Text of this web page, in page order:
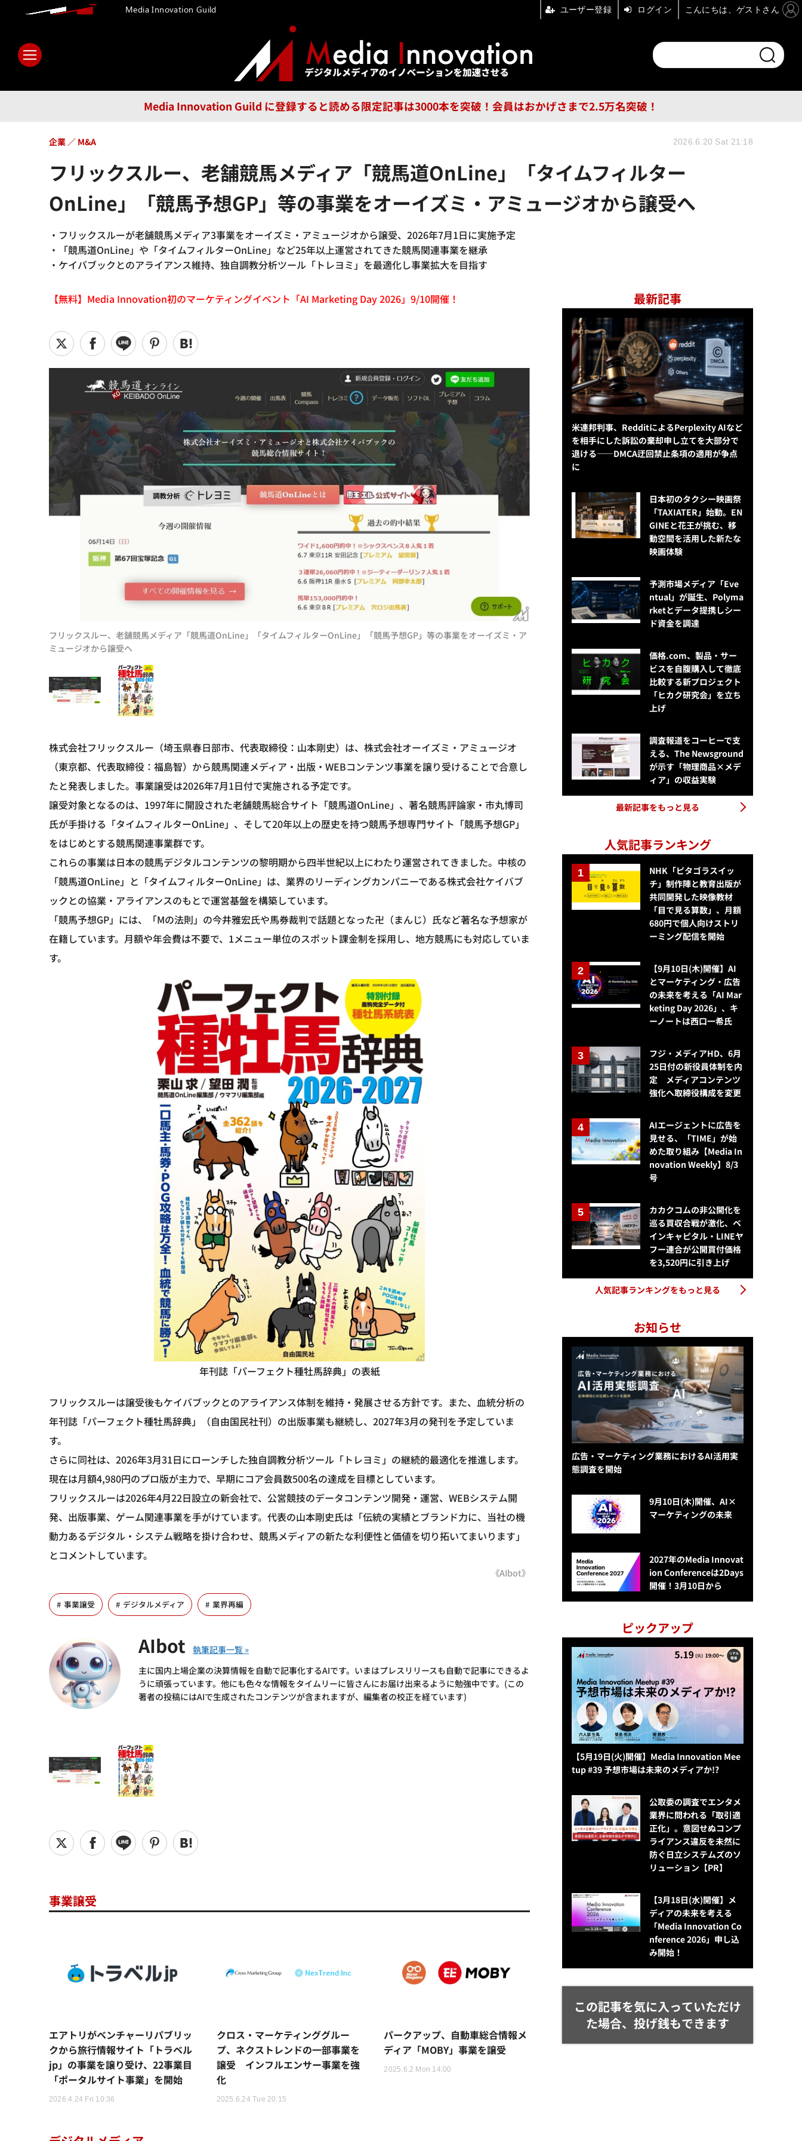
Media Innovation Guild に登録すると読める限定記事は3000本を突破！会員はおかげさまで2.5万名突破！
メディア テクノロジー 広告 企業 特集 ブランドチャンネル
フォーエム その他
フリックスルー、老舗競馬メディア「競馬道OnLine」「タイムフィルター
OnLine」「競馬予想GP」等の事業をオーイズミ・アミュージオから譲受へ
・フリックスルーが老舗競馬メディア3事業をオーイズミ・アミュージオから譲受、2026年7月1日に実施予定
・「競馬道OnLine」や「タイムフィルターOnLine」など25年以上運営されてきた競馬関連事業を継承
・ケイバブックとのアライアンス維持、独自調教分析ツール「トレヨミ」を最適化し事業拡大を目指す
企業 M&A 2026.6.20 Sat 21:18
【無料】Media Innovation初のマーケティングイベント「AI Marketing Day 2026」9/10開催！
フリックスルー、老舗競馬メディア「競馬道OnLine」「タイムフィルターOnLine」「競馬予想GP」等の事業をオーイズミ・ア
ミュージオから譲受へ
株式会社フリックスルー（埼玉県春日部市、代表取締役：山本剛史）は、株式会社オーイズミ・アミュージオ
（東京都、代表取締役：福島智）から競馬関連メディア・出版・WEBコンテンツ事業を譲り受けることで合意し
たと発表しました。事業譲受は2026年7月1日付で実施される予定です。
譲受対象となるのは、1997年に開設された老舗競馬総合サイト「競馬道OnLine」、著名競馬評論家・市丸博司
氏が手掛ける「タイムフィルターOnLine」、そして20年以上の歴史を持つ競馬予想専門サイト「競馬予想GP」
をはじめとする競馬関連事業群です。
これらの事業は日本の競馬デジタルコンテンツの黎明期から四半世紀以上にわたり運営されてきました。中核の
「競馬道OnLine」と「タイムフィルターOnLine」は、業界のリーディングカンパニーである株式会社ケイバブ
ックとの協業・アライアンスのもとで運営基盤を構築しています。
「競馬予想GP」には、「Mの法則」の今井雅宏氏や馬券裁判で話題となった卍（まんじ）氏など著名な予想家が
在籍しています。月額や年会費は不要で、1メニュー単位のスポット課金制を採用し、地方競馬にも対応していま
す。
年刊誌「パーフェクト種牡馬辞典」の表紙
フリックスルーは譲受後もケイバブックとのアライアンス体制を維持・発展させる方針です。また、血統分析の
年刊誌「パーフェクト種牡馬辞典」（自由国民社刊）の出版事業も継続し、2027年3月の発刊を予定していま
す。
さらに同社は、2026年3月31日にローンチした独自調教分析ツール「トレヨミ」の継続的最適化を推進します。
現在は月額4,980円のプロ版が主力で、早期にコア会員数500名の達成を目標としています。
フリックスルーは2026年4月22日設立の新会社で、公営競技のデータコンテンツ開発・運営、WEBシステム開
発、出版事業、ゲーム関連事業を手がけています。代表の山本剛史氏は「伝統の実績とブランド力に、当社の機
動力あるデジタル・システム戦略を掛け合わせ、競馬メディアの新たな利便性と価値を切り拓いてまいります」
とコメントしています。
《AIbot》
事業譲受 デジタルメディア 業界再編
AIbot
主に国内上場企業の決算情報を自動で記事化するAIです。いまはプレスリリースも自動で記事にできるよ
うに頑張っています。他にも色々な情報をタイムリーに皆さんにお届け出来るように勉強中です。(この
著者の投稿にはAIで生成されたコンテンツが含まれますが、編集者の校正を経ています)
事業譲受
エアトリがベンチャーリパブリッ
クから旅行情報サイト「トラベル
jp」の事業を譲り受け、22事業目
「ポータルサイト事業」を開始
2026.4.24 Fri 10:36
クロス・マーケティンググルー
プ、ネクストレンドの一部事業を
譲受 インフルエンサー事業を強
化
2025.6.24 Tue 20:15
パークアップ、自動車総合情報メ
ディア「MOBY」事業を譲受
2025.6.2 Mon 14:00
最新記事
米連邦判事、RedditによるPerplexity AIなど
を相手にした訴訟の棄却申し立てを大部分で
退ける——DMCA迂回禁止条項の適用が争点
に
日本初のタクシー映画祭
「TAXIATER」始動。EN
GINEと花王が挑む、移
動空間を活用した新たな
映画体験
予測市場メディア「Eve
ntual」が誕生、Polyma
rketとデータ提携しシー
ド資金を調達
価格.com、製品・サー
ビスを自腹購入して徹底
比較する新プロジェクト
「ヒカク研究会」を立ち
上げ
調査報道をコーヒーで支
える、The Newsground
が示す「物理商品×メデ
ィア」の収益実験
最新記事をもっと見る
人気記事ランキング
NHK「ピタゴラスイッ
チ」制作陣と教育出版が
共同開発した映像教材
「目で見る算数」、月額
680円で個人向けストリ
ーミング配信を開始
【9月10日(木)開催】AI
とマーケティング・広告
の未来を考える「AI Mar
keting Day 2026」、キ
ーノートは西口一希氏
フジ・メディアHD、6月
25日付の新役員体制を内
定 メディアコンテンツ
強化へ取締役構成を変更
AIエージェントに広告を
見せる、「TIME」が始
めた取り組み【Media In
novation Weekly】8/3
号
カカクコムの非公開化を
巡る買収合戦が激化、ベ
インキャピタル・LINEヤ
フー連合が公開買付価格
を3,520円に引き上げ
人気記事ランキングをもっと見る
お知らせ
広告・マーケティング業務におけるAI活用実
態調査を開始
9月10日(木)開催、AI×
マーケティングの未来
2027年のMedia Innovat
ion Conferenceは2Days
開催！3月10日から
ピックアップ
【5月19日(火)開催】Media Innovation Mee
tup #39 予想市場は未来のメディアか!?
公​​取委の調査でエンタメ
業界に問われる「取引適
正化」。意図せぬコンプ
ライアンス違反を未然に
防ぐ日立システムズのソ
リューション​【PR】
【3月18日(水)開催】メ
ディアの未来を考える
「Media Innovation Co
nference 2026」申し込
み開始！
この記事を気に入っていただけ
た場合、投げ銭もできます
Media Innovation Guild ユーザー登録 ログイン こんにちは、ゲストさん